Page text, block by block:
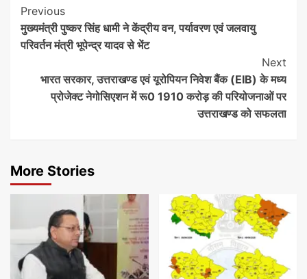
Continue
Reading
Previous
मुख्यमंत्री पुष्कर सिंह धामी ने केंद्रीय वन, पर्यावरण एवं जलवायु
परिवर्तन मंत्री भूपेन्द्र यादव से भेंट
Next
भारत सरकार, उत्तराखण्ड एवं यूरोपियन निवेश बैंक (EIB) के मध्य
प्रोजेक्ट नेगोसिएशन में रू0 1910 करोड़ की परियोजनाओं पर
उत्तराखण्ड को सफलता
More Stories